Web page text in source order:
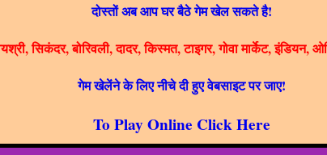
दोस्तों अब आप घर बैठे गेम खेल सकते है!
सिकंदर, बोरिवली, दादर, किस्मत, टाइगर, गोवा मार्केट, इंडियन,
गेम खेलेंने के लिए नीचे दी हुए वेबसाइट पर जाए!
To Play Online Click Here